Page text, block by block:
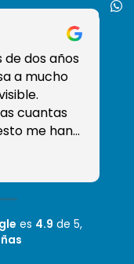
dos años
a mucho
cuantas
me han
sea mi
gracias
es 4.9 de 5,